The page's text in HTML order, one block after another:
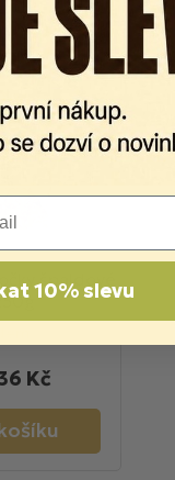
špaldové
Kč
10% slevu